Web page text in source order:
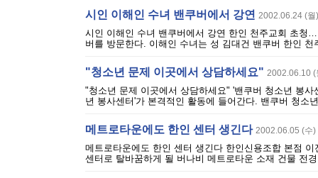
시인 이해인 수녀 밴쿠버에서 강연 2002.06.24 (월)
시인 이해인 수녀 밴쿠버에서 강연 한인 천주교회 초청
버를 방문한다. 이해인 수녀는 성 김대건 밴쿠버 한인
"청소년 문제 이곳에서 상담하세요" 2002.06.10 (
"청소년 문제 이곳에서 상담하세요" '밴쿠버 청소년 봉
년 봉사센터'가 본격적인 활동에 들어간다. 밴쿠버 청소
메트로타운에도 한인 센터 생긴다 2002.06.05 (수)
메트로타운에도 한인 센터 생긴다 한인신용조합 본점
센터로 탈바꿈하게 될 버나비 메트로타운 소재 건물 전